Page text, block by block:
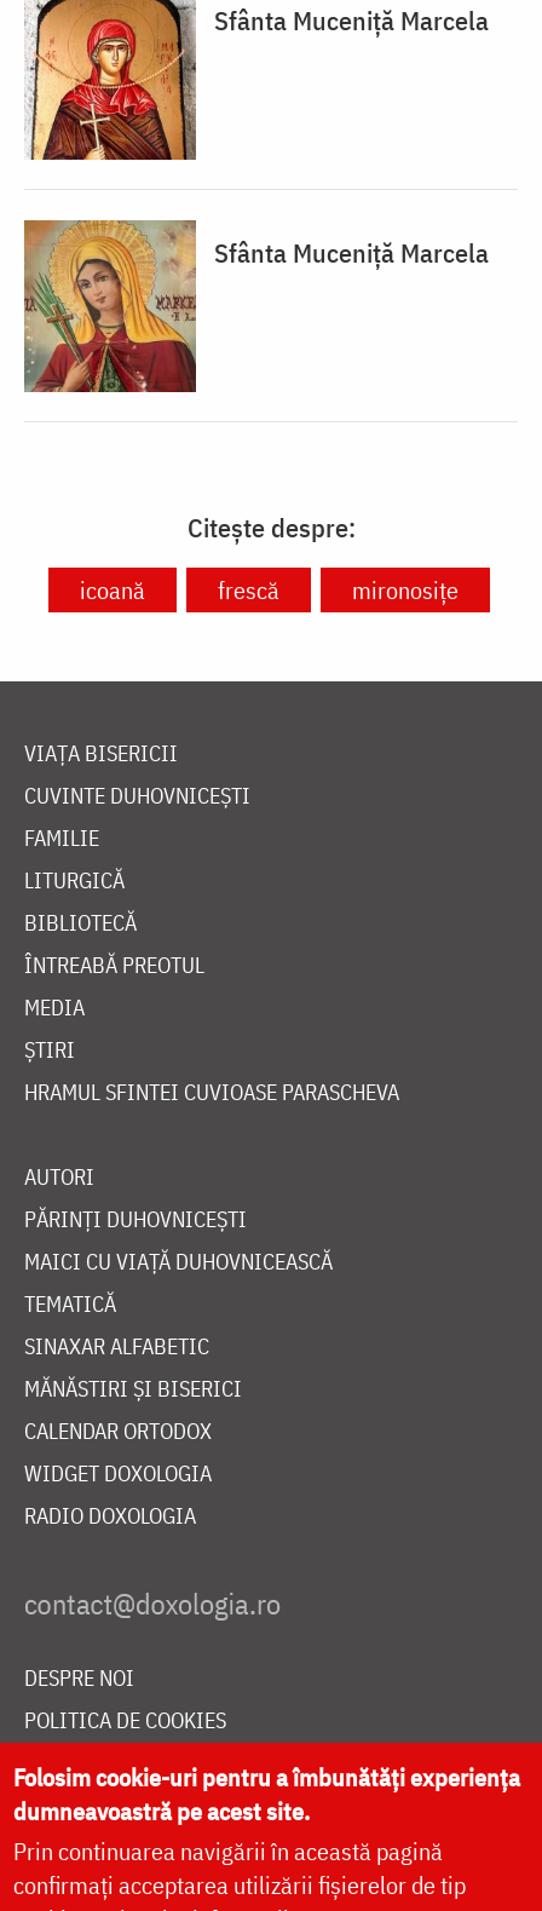
Sfânta Muceniță Marcela
Sfânta Muceniță Marcela
Citește despre:
icoană frescă mironosițe
VIAȚA BISERICII
CUVINTE DUHOVNICEȘTI
FAMILIE
LITURGICĂ
BIBLIOTECĂ
ÎNTREABĂ PREOTUL
MEDIA
ȘTIRI
HRAMUL SFINTEI CUVIOASE PARASCHEVA
AUTORI
PĂRINȚI DUHOVNICEȘTI
MAICI CU VIAȚĂ DUHOVNICEASCĂ
TEMATICĂ
SINAXAR ALFABETIC
MĂNĂSTIRI ȘI BISERICI
CALENDAR ORTODOX
WIDGET DOXOLOGIA
RADIO DOXOLOGIA
DESPRE NOI
POLITICA DE COOKIES
DONEAZĂ ONLINE PENTRU CATEDRALA NAȚIONALĂ
LIVE
Folosim cookie-uri pentru a îmbunătăți experiența
dumneavoastră pe acest site.
Prin continuarea navigării în această pagină
confirmați acceptarea utilizării fișierelor de tip